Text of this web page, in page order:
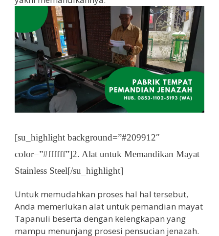
[su_highlight background=”#209912″
color=”#ffffff”]2. Alat untuk Memandikan Mayat
Stainless Steel[/su_highlight]
Untuk memudahkan proses hal hal tersebut,
Anda memerlukan alat untuk pemandian mayat
Tapanuli beserta dengan kelengkapan yang
mampu menunjang prosesi pensucian jenazah.